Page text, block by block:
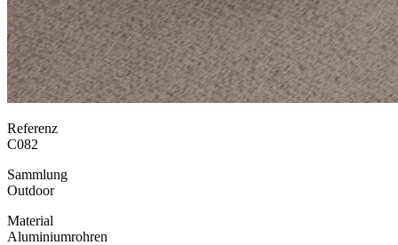
Referenz
C082
Sammlung
Outdoor
Material
Aluminiumrohren